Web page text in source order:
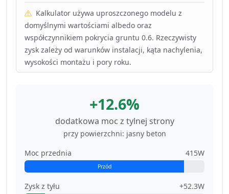
Kalkulator używa uproszczonego modelu z
domyślnymi wartościami albedo oraz
współczynnikiem pokrycia gruntu 0.6. Rzeczywisty
zysk zależy od warunków instalacji, kąta nachylenia,
wysokości montażu i pory roku.
+12.6%
dodatkowa moc z tylnej strony
przy powierzchni: jasny beton
Moc przednia
415W
Przód
Zysk z tyłu +52.3W